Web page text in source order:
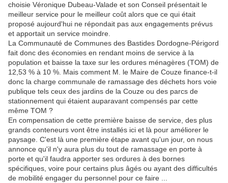
choisie Véronique Dubeau-Valade et son Conseil présentait le
meilleur service pour le meilleur coût alors que ce qui était
proposé aujourd'hui ne répondait pas aux engagements prévus
et apportait un service moindre.
La Communauté de Communes des Bastides Dordogne-Périgord
fait donc des économies en rendant moins de service à la
population et baisse la taxe sur les ordures ménagères (TOM) de
12,53 % à 10 %. Mais comment M. le Maire de Couze finance-t-il
donc la charge communale de ramassage des déchets hors voie
publique tels ceux des jardins de la Couze ou des parcs de
stationnement qui étaient auparavant compensés par cette
même TOM ?
En compensation de cette première baisse de service, des plus
grands conteneurs vont être installés ici et là pour améliorer le
paysage. C'est là une première étape avant qu'un jour, on nous
annonce qu'il n'y aura plus du tout de ramassage en porte à
porte et qu'il faudra apporter ses ordures à des bornes
spécifiques, voire pour certains plus âgés ou ayant des difficultés
de mobilité engager du personnel pour ce faire ...